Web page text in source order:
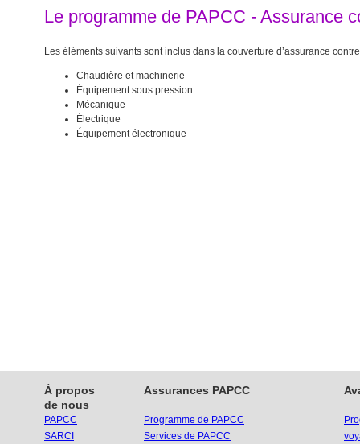
Le programme de PAPCC - Assurance
Les éléments suivants sont inclus dans la couverture d’assurance
Chaudière et machinerie
Équipement sous pression
Mécanique
Électrique
Équipement électronique
À propos
de nous
Assurances PAPCC
PAPCC
SARCI
Programme de PAPCC
Services de PAPCC